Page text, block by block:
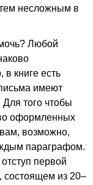
несложным в
Любой
книге есть
имеют
того чтобы
оформленных
возможно,
параграфом.
первой
состоящем из 20–